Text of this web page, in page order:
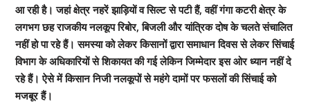
आ रही है। जहां क्षेत्र नहरें झाड़ियों व सिल्ट से पटी हैं, वहीं गंगा कटरी क्षेत्र के
लगभग छह राजकीय नलकूप रिबोर, बिजली और यांत्रिक दोष के चलते संचालित
नहीं हो पा रहे हैं। समस्या को लेकर किसानों द्वारा समाधान दिवस से लेकर सिंचाई
विभाग के अधिकारियों से शिकायत की गई लेकिन जिम्मेदार इस ओर ध्यान नहीं दे
रहे हैं। ऐसे में किसान निजी नलकूपों से महंगे दामों पर फसलों की सिंचाई को
मजबूर हैं।